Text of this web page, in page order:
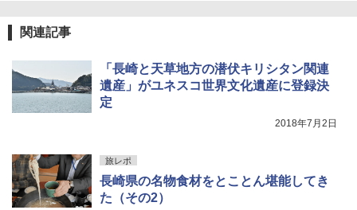
関連記事
「長崎と天草地方の潜伏キリシタン関連
遺産」がユネスコ世界文化遺産に登録決
定
2018年7月2日
旅レポ
長崎県の名物食材をとことん堪能してき
た（その2）